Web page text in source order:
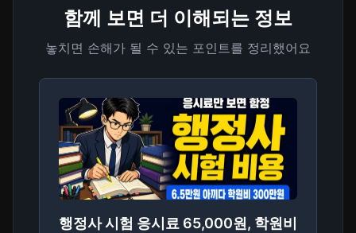
함께 보면 더 이해되는 정보
놓치면 손해가 될 수 있는 포인트를 정리했어요
행정사 시험 응시료 65,000원, 학원비